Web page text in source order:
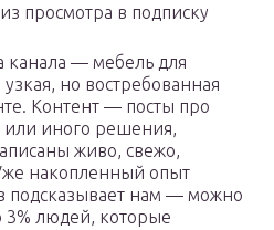
просмотра в подписку
канала — мебель для
но востребованная
Контент — посты про
или иного решения,
живо, свежо,
накопленный опыт
подсказывает нам — можно
3% людей, которые